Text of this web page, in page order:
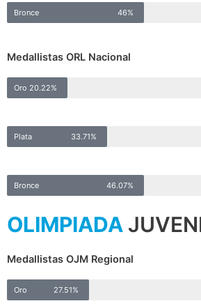
Bronce 46%
Medallistas ORL Nacional
Oro 20.22%
Plata 33.71%
Bronce 46.07%
OLIMPIADA
Medallistas OJM Regional
Oro 27.51%